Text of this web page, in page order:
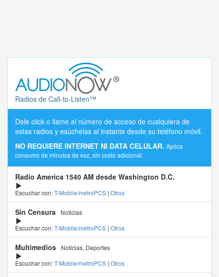
Radios de Call-to-Listen™
Dele click o llame al número de acceso de cualquiera de
estas radios y esúchelas al instante desde su teléfono móvil.
NO REQUIERE INTERNET NI DATA CELULAR. Aplica
consumo de minutos de voz, sin costo adicional.
Radio America 1540 AM desde Washington D.C.
Escuchar con:T-Mobile/metroPCS | Otros
Sin Censura
Noticias
Escuchar con:T-Mobile/metroPCS | Otros
Multimedios
Noticias, Deportes
Escuchar con:T-Mobile/metroPCS | Otros